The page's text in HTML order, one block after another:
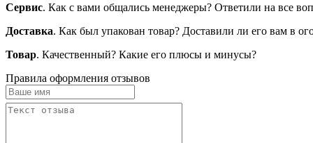
Сервис. Как с вами общались менеджеры? Ответили на все
Доставка. Как был упакован товар? Доставили ли его вам в
Товар. Качественный? Какие его плюсы и минусы?
Правила оформления отзывов